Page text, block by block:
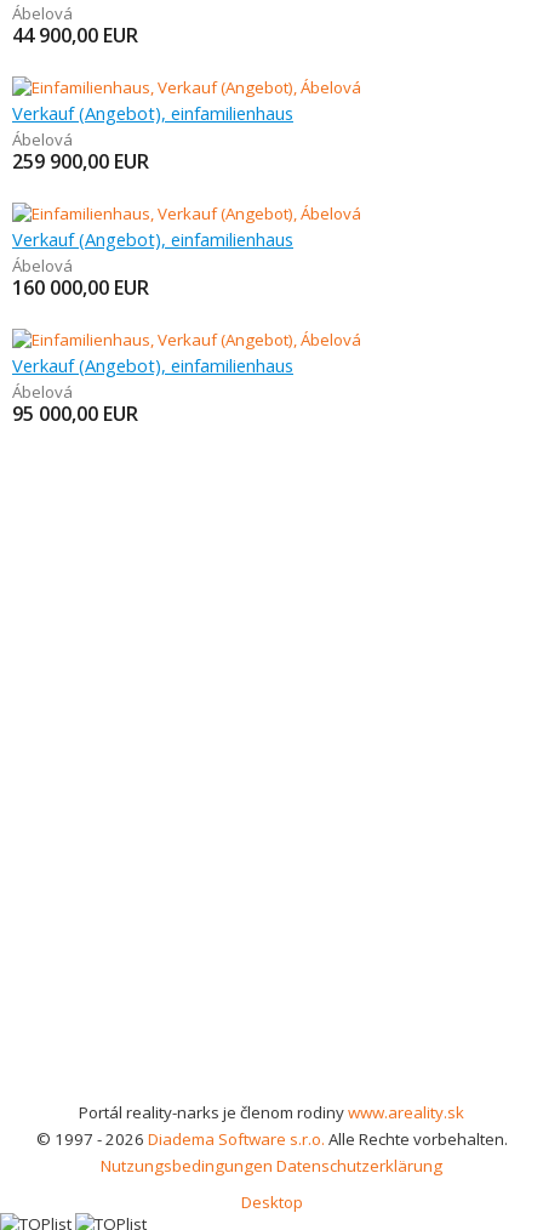
Ábelová
44 900,00 EUR
Verkauf (Angebot), einfamilienhaus
Ábelová
259 900,00 EUR
Verkauf (Angebot), einfamilienhaus
Ábelová
160 000,00 EUR
Verkauf (Angebot), einfamilienhaus
Ábelová
95 000,00 EUR
Portál reality-narks je členom rodinywww.areality.sk
© 1997 - 2026 Diadema Software s.r.o. Alle Rechte vorbehalten.
Nutzungsbedingungen Datenschutzerklärung
Desktop